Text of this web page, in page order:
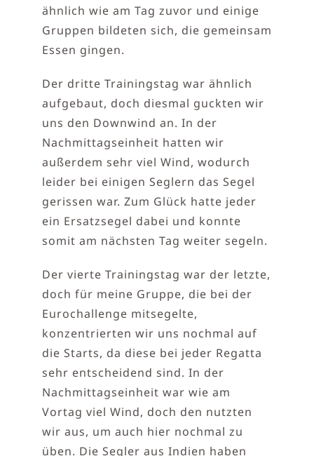
ähnlich wie am Tag zuvor und einige
Gruppen bildeten sich, die gemeinsam
Essen gingen.
Der dritte Trainingstag war ähnlich
aufgebaut, doch diesmal guckten wir
uns den Downwind an. In der
Nachmittagseinheit hatten wir
außerdem sehr viel Wind, wodurch
leider bei einigen Seglern das Segel
gerissen war. Zum Glück hatte jeder
ein Ersatzsegel dabei und konnte
somit am nächsten Tag weiter segeln.
Der vierte Trainingstag war der letzte,
doch für meine Gruppe, die bei der
Eurochallenge mitsegelte,
konzentrierten wir uns nochmal auf
die Starts, da diese bei jeder Regatta
sehr entscheidend sind. In der
Nachmittagseinheit war wie am
Vortag viel Wind, doch den nutzten
wir aus, um auch hier nochmal zu
üben. Die Segler aus Indien haben